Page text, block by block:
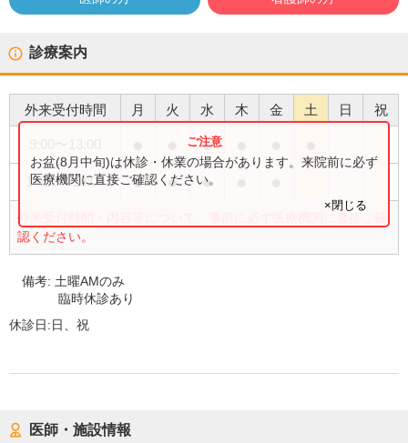
診療案内
外来受付時間 月 火 水 木 金 土 日 祝
●
14:30〜18:00 ● ● ●
外来受付時間・内容等について、事前に必ず医療機関に直接ご確
認ください。
お盆(8月中旬)は休診・休業の場合があります。来院前に必ず
医療機関に直接ご確認ください。
×閉じる
備考: 土曜AMのみ
臨時休診あり
休診日:日、祝
医師・施設情報